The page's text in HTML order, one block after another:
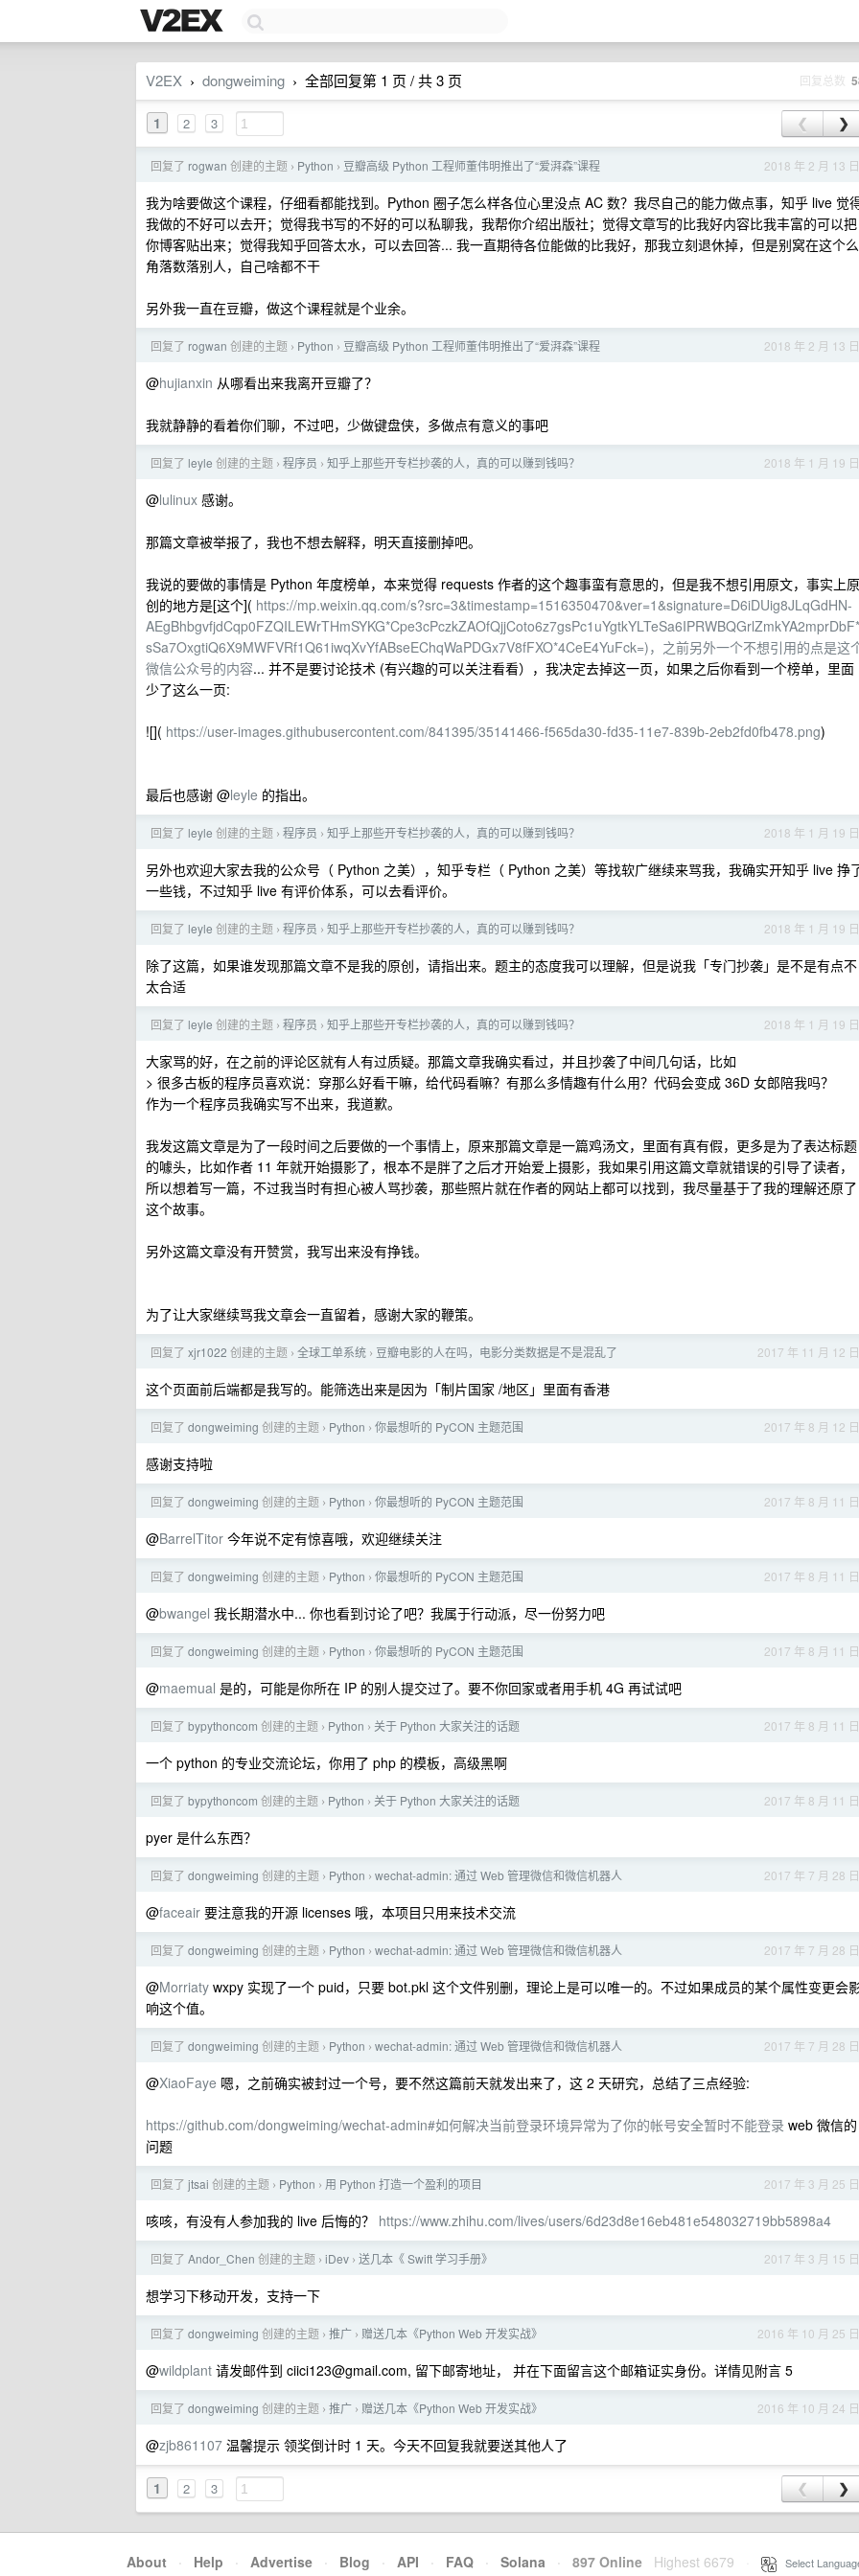
V2EX › dongweiming › 全部回复第 1 页 / 共 3 页 回复总数
1 2 3 ❮ ❯
2018 年 2 月 13 日
回复了 rogwan 创建的主题 › Python › 豆瓣高级 Python 工程师董伟明推出了“爱湃森”课程
我为啥要做这个课程，仔细看都能找到。Python 圈子怎么样各位心里没点 AC 数？我尽自己的能力做点事，知乎 live 觉
我做的不好可以去开；觉得我书写的不好的可以私聊我，我帮你介绍出版社；觉得文章写的比我好内容比我丰富的可以把
你博客贴出来；觉得我知乎回答太水，可以去回答... 我一直期待各位能做的比我好，那我立刻退休掉，但是别窝在这个么
角落数落别人，自己啥都不干
另外我一直在豆瓣，做这个课程就是个业余。
2018 年 2 月 13 日
回复了 rogwan 创建的主题 › Python › 豆瓣高级 Python 工程师董伟明推出了“爱湃森”课程
@hujianxin 从哪看出来我离开豆瓣了？
我就静静的看着你们聊，不过吧，少做键盘侠，多做点有意义的事吧
2018 年 1 月 19 日
回复了 leyle 创建的主题 › 程序员 › 知乎上那些开专栏抄袭的人，真的可以赚到钱吗？
@lulinux 感谢。
那篇文章被举报了，我也不想去解释，明天直接删掉吧。
我说的要做的事情是 Python 年度榜单，本来觉得 requests 作者的这个趣事蛮有意思的，但是我不想引用原文，事实上原
创的地方是[这个]( https://mp.weixin.qq.com/s?src=3&timestamp=1516350470&ver=1&signature=D6iDUig8JLqGdHN-
AEgBhbgvfjdCqp0FZQILEWrTHmSYKG*Cpe3cPczkZAOfQjjCoto6z7gsPc1uYgtkYLTeSa6IPRWBQGrlZmkYA2mprDbF*
sSa7OxgtiQ6X9MWFVRf1Q61iwqXvYfABseEChqWaPDGx7V8fFXO*4CeE4YuFck=)，之前另外一个不想引用的点是这
微信公众号的内容... 并不是要讨论技术 (有兴趣的可以关注看看），我决定去掉这一页，如果之后你看到一个榜单，里面
少了这么一页:
![]( https://user-images.githubusercontent.com/841395/35141466-f565da30-fd35-11e7-839b-2eb2fd0fb478.png)
最后也感谢 @leyle 的指出。
2018 年 1 月 19 日
回复了 leyle 创建的主题 › 程序员 › 知乎上那些开专栏抄袭的人，真的可以赚到钱吗？
另外也欢迎大家去我的公众号（ Python 之美），知乎专栏（ Python 之美）等找软广继续来骂我，我确实开知乎 live 挣
一些钱，不过知乎 live 有评价体系，可以去看评价。
2018 年 1 月 19 日
回复了 leyle 创建的主题 › 程序员 › 知乎上那些开专栏抄袭的人，真的可以赚到钱吗？
除了这篇，如果谁发现那篇文章不是我的原创，请指出来。题主的态度我可以理解，但是说我「专门抄袭」是不是有点不
太合适
2018 年 1 月 19 日
回复了 leyle 创建的主题 › 程序员 › 知乎上那些开专栏抄袭的人，真的可以赚到钱吗？
大家骂的好，在之前的评论区就有人有过质疑。那篇文章我确实看过，并且抄袭了中间几句话，比如
> 很多古板的程序员喜欢说：穿那么好看干嘛，给代码看嘛？有那么多情趣有什么用？代码会变成 36D 女郎陪我吗？
作为一个程序员我确实写不出来，我道歉。
我发这篇文章是为了一段时间之后要做的一个事情上，原来那篇文章是一篇鸡汤文，里面有真有假，更多是为了表达标题
的噱头，比如作者 11 年就开始摄影了，根本不是胖了之后才开始爱上摄影，我如果引用这篇文章就错误的引导了读者，
所以想着写一篇，不过我当时有担心被人骂抄袭，那些照片就在作者的网站上都可以找到，我尽量基于了我的理解还原了
这个故事。
另外这篇文章没有开赞赏，我写出来没有挣钱。
为了让大家继续骂我文章会一直留着，感谢大家的鞭策。
2017 年 11 月 12 日
回复了 xjr1022 创建的主题 › 全球工单系统 › 豆瓣电影的人在吗，电影分类数据是不是混乱了
这个页面前后端都是我写的。能筛选出来是因为「制片国家 /地区」里面有香港
2017 年 8 月 12 日
回复了 dongweiming 创建的主题 › Python › 你最想听的 PyCON 主题范围
感谢支持啦
2017 年 8 月 11 日
回复了 dongweiming 创建的主题 › Python › 你最想听的 PyCON 主题范围
@BarrelTitor 今年说不定有惊喜哦，欢迎继续关注
2017 年 8 月 11 日
回复了 dongweiming 创建的主题 › Python › 你最想听的 PyCON 主题范围
@bwangel 我长期潜水中... 你也看到讨论了吧？我属于行动派，尽一份努力吧
2017 年 8 月 11 日
回复了 dongweiming 创建的主题 › Python › 你最想听的 PyCON 主题范围
@maemual 是的，可能是你所在 IP 的别人提交过了。要不你回家或者用手机 4G 再试试吧
2017 年 8 月 11 日
回复了 bypythoncom 创建的主题 › Python › 关于 Python 大家关注的话题
一个 python 的专业交流论坛，你用了 php 的模板，高级黑啊
2017 年 8 月 11 日
回复了 bypythoncom 创建的主题 › Python › 关于 Python 大家关注的话题
pyer 是什么东西？
2017 年 7 月 28 日
回复了 dongweiming 创建的主题 › Python › wechat-admin: 通过 Web 管理微信和微信机器人
@faceair 要注意我的开源 licenses 哦，本项目只用来技术交流
2017 年 7 月 28 日
回复了 dongweiming 创建的主题 › Python › wechat-admin: 通过 Web 管理微信和微信机器人
@Morriaty wxpy 实现了一个 puid，只要 bot.pkl 这个文件别删，理论上是可以唯一的。不过如果成员的某个属性变更会
响这个值。
2017 年 7 月 28 日
回复了 dongweiming 创建的主题 › Python › wechat-admin: 通过 Web 管理微信和微信机器人
@XiaoFaye 嗯，之前确实被封过一个号，要不然这篇前天就发出来了，这 2 天研究，总结了三点经验:
https://github.com/dongweiming/wechat-admin#如何解决当前登录环境异常为了你的帐号安全暂时不能登录 web 微信的
问题
2017 年 3 月 25 日
回复了 jtsai 创建的主题 › Python › 用 Python 打造一个盈利的项目
咳咳，有没有人参加我的 live 后悔的？ https://www.zhihu.com/lives/users/6d23d8e16eb481e548032719bb5898a4
2017 年 3 月 15 日
回复了 Andor_Chen 创建的主题 › iDev › 送几本《 Swift 学习手册》
想学习下移动开发，支持一下
2016 年 10 月 25 日
回复了 dongweiming 创建的主题 › 推广 › 赠送几本《Python Web 开发实战》
@wildplant 请发邮件到 ciici123@gmail.com, 留下邮寄地址， 并在下面留言这个邮箱证实身份。详情见附言 5
2016 年 10 月 24 日
回复了 dongweiming 创建的主题 › 推广 › 赠送几本《Python Web 开发实战》
@zjb861107 温馨提示 领奖倒计时 1 天。今天不回复我就要送其他人了
1 2 3 ❮ ❯
About · Help · Advertise · Blog · API · FAQ · Solana · 897 Online Highest 6679 Select